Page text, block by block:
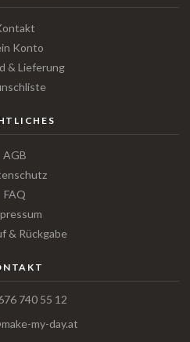
Konto
& Lieferung
AGB
FAQ
& Rückgabe
740 55 12
my-day.at